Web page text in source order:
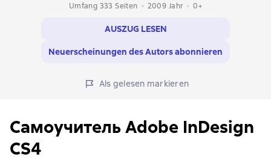
Umfang 333 Seiten
2009 Jahr 0+
AUSZUG LESEN
Neuerscheinungen des Autors abonnieren
Als gelesen markieren
Самоучитель Adobe InDesign
CS4